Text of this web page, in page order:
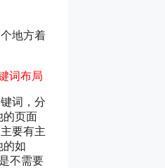
地方着
词布局
词，分
的页面
要有主
的如
不需要